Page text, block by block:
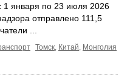
1 января по 23 июля 2026
отправлено 111,5
...
Томск, Китай, Монголия